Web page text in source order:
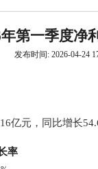
第一季度净
发布时间: 2026-04-24
亿元，同比增长
率